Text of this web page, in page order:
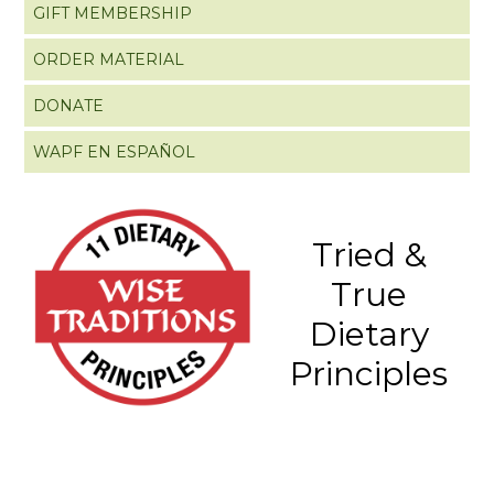
GIFT MEMBERSHIP
ORDER MATERIAL
DONATE
WAPF EN ESPAÑOL
Tried &
True
Dietary
Principles